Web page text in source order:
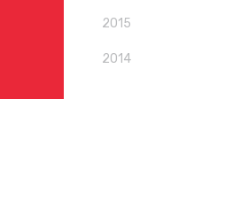
2015
2014